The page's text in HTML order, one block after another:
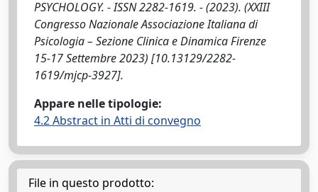
PSYCHOLOGY. - ISSN 2282-1619. - (2023). (XXIII
Congresso Nazionale Associazione Italiana di
Psicologia – Sezione Clinica e Dinamica Firenze
15-17 Settembre 2023) [10.13129/2282-
1619/mjcp-3927].
Appare nelle tipologie:
4.2 Abstract in Atti di convegno
File in questo prodotto: